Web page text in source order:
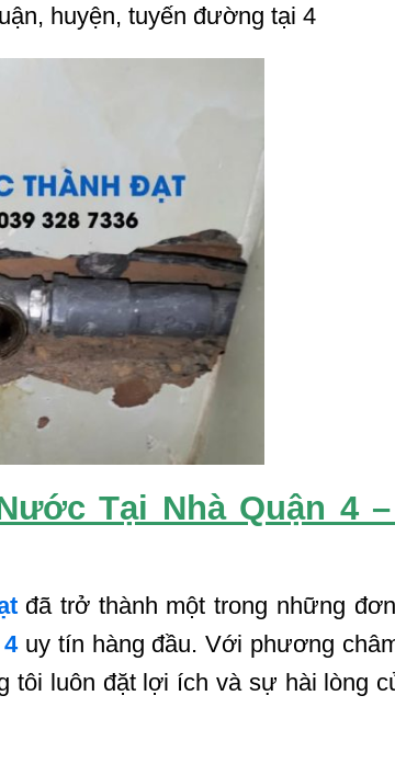
huyện, tuyến đường tại 4
Tại Nhà Quận 4
đã trở thành một trong những
uy tín hàng đầu. Với phương
tôi luôn đặt lợi ích và sự hài lòng